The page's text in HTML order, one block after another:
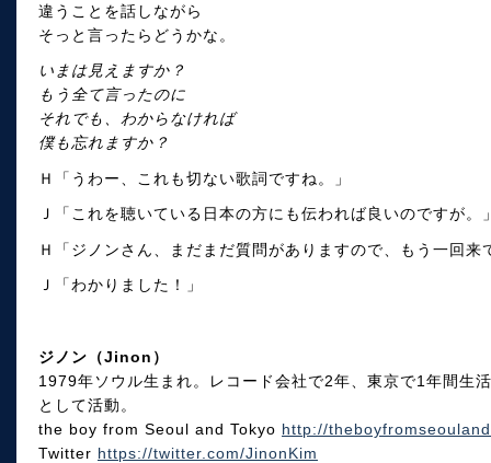
違うことを話しながら
そっと言ったらどうかな。
いまは見えますか？
もう全て言ったのに
それでも、わからなければ
僕も忘れますか？
Ｈ「うわー、これも切ない歌詞ですね。」
Ｊ「これを聴いている日本の方にも伝われば良いのですが。
Ｈ「ジノンさん、まだまだ質問がありますので、もう一回来
Ｊ「わかりました！」
ジノン（Jinon）
1979年ソウル生まれ。レコード会社で2年、東京で1年間生
として活動。
the boy from Seoul and Tokyo http://
Twitter https://twitter.com/JinonKim